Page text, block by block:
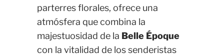
parterres florales, ofrece una
atmósfera que combina la
majestuosidad de la Belle Époque
con la vitalidad de los senderistas